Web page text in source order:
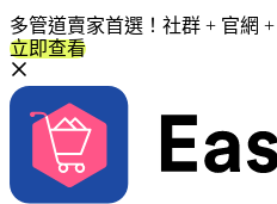
多管道賣家首選！社群 + 官網
立即查看